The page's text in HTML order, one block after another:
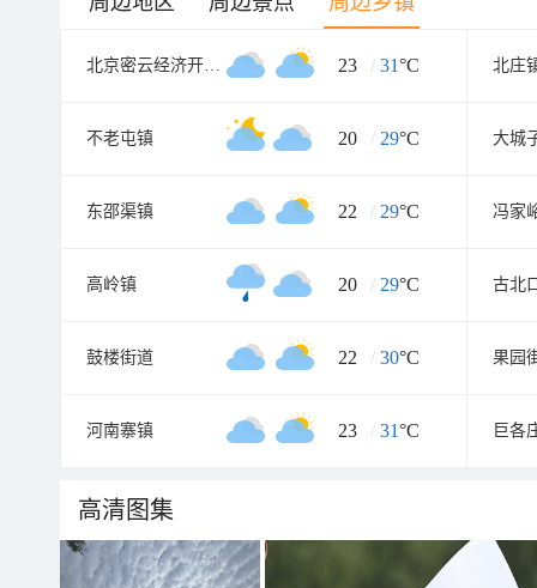
北京密云经济开发区 23 / 31°C 北庄
不老屯镇 20 / 29°C 大城
东邵渠镇 22 / 29°C 冯家
高岭镇 20 / 29°C 古北
鼓楼街道 22 / 30°C 果园
河南寨镇 23 / 31°C 巨各
高清图集